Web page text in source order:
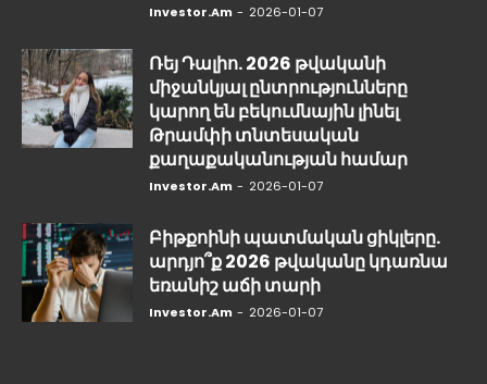
Investor.am - 2026-01-07
Ռեյ Դալիո. 2026 թվականի
միջանկյալ ընտրությունները
կարող են բեկումնային լինել
Թրամփի տնտեսական
քաղաքականության համար
Investor.am - 2026-01-07
Բիթքոինի պատմական ցիկլերը.
արդյո՞ք 2026 թվականը կդառնա
եռանիշ աճի տարի
Investor.am - 2026-01-07